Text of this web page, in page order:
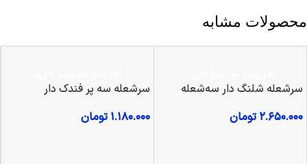
محصولات مشابه
سرشعله شلنگ دار سه‌شعله
۲.۶۵۰.۰۰۰ تومان
سرشعله سه پر فندک دار
۱.۱۸۰.۰۰۰ تومان